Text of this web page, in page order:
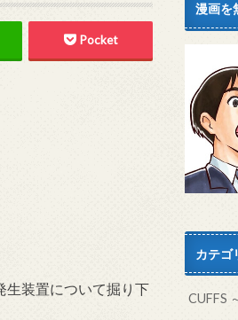
Pocket
生装置について掘り下
漫画を
カテゴ
CUFFS